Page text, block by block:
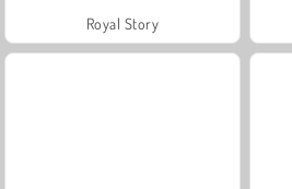
Royal Story